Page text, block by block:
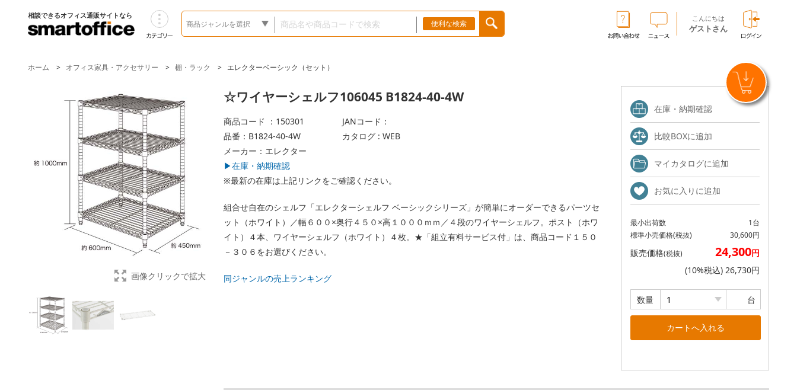
相談できるオフィス通販サイトなら
便利な検索
こんにちは
ゲストさん
ホーム オフィス家具・アクセサリー 棚・ラック エレクターベーシック（セット）
画像クリックで拡大
☆ワイヤーシェルフ106045 B1824-40-4W
商品コード ：150301
品番：B1824-40-4W
メーカー：エレクター
▶在庫・納期確認
JANコード：
カタログ : WEB
※最新の在庫は上記リンクをご確認ください。
組合せ自在のシェルフ「エレクターシェルフ ベーシックシリーズ」が簡単にオーダーできるパーツセ
ット（ホワイト）／幅６００×奥行４５０×高１０００ｍｍ／４段のワイヤーシェルフ。ポスト（ホワ
イト）４本、ワイヤーシェルフ（ホワイト）４枚。★「組立有料サービス付」は、商品コード１５０
－３０６をお選びください。
同ジャンルの売上ランキング
在庫・納期確認
比較BOXに追加
マイカタログに追加
お気に入りに追加
最小出荷数
1台
標準小売価格(税抜) 30,600円
販売価格(税抜) 24,300円
(10%税込) 26,730円
数量 台